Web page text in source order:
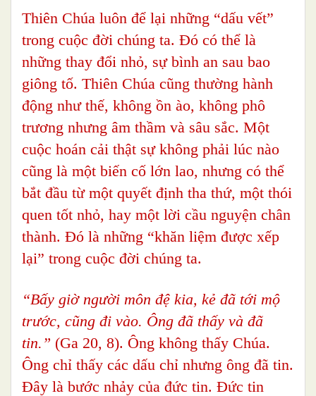
Thiên Chúa luôn để lại những “dấu vết”
trong cuộc đời chúng ta. Đó có thể là
những thay đổi nhỏ, sự bình an sau bao
giông tố. Thiên Chúa cũng thường hành
động như thế, không ồn ào, không phô
trương nhưng âm thầm và sâu sắc. Một
cuộc hoán cải thật sự không phải lúc nào
cũng là một biến cố lớn lao, nhưng có thể
bắt đầu từ một quyết định tha thứ, một thói
quen tốt nhỏ, hay một lời cầu nguyện chân
thành. Đó là những “khăn liệm được xếp
lại” trong cuộc đời chúng ta.
“Bấy giờ người môn đệ kia, kẻ đã tới mộ
trước, cũng đi vào. Ông đã thấy và đã
tin.” (Ga 20, 8). Ông không thấy Chúa.
Ông chỉ thấy các dấu chỉ nhưng ông đã tin.
Đây là bước nhảy của đức tin. Đức tin